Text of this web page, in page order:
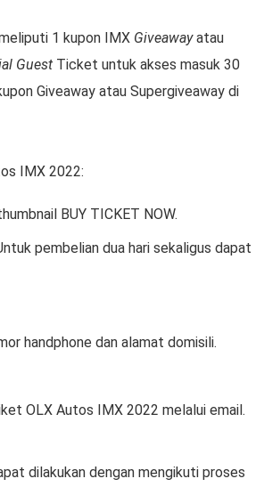
1 kupon IMX Giveawayatau
Guest Ticket untuk akses masuk 30
Giveaway atau Supergiveaway di
IMX 2022:
BUY TICKET NOW.
pembelian dua hari sekaligus dapat
handphone dan alamat domisili.
OLX Autos IMX 2022 melalui email.
dilakukan dengan mengikuti proses